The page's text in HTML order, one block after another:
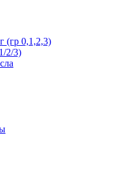
(гр 0,1,2,3)
2/3)